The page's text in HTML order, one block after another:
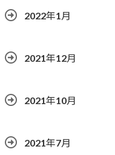
2022年1月
2021年12月
2021年10月
2021年7月